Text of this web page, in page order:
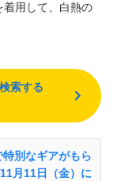
着用して、白熱の
索する
特別なギアがもら
月11日（金）に